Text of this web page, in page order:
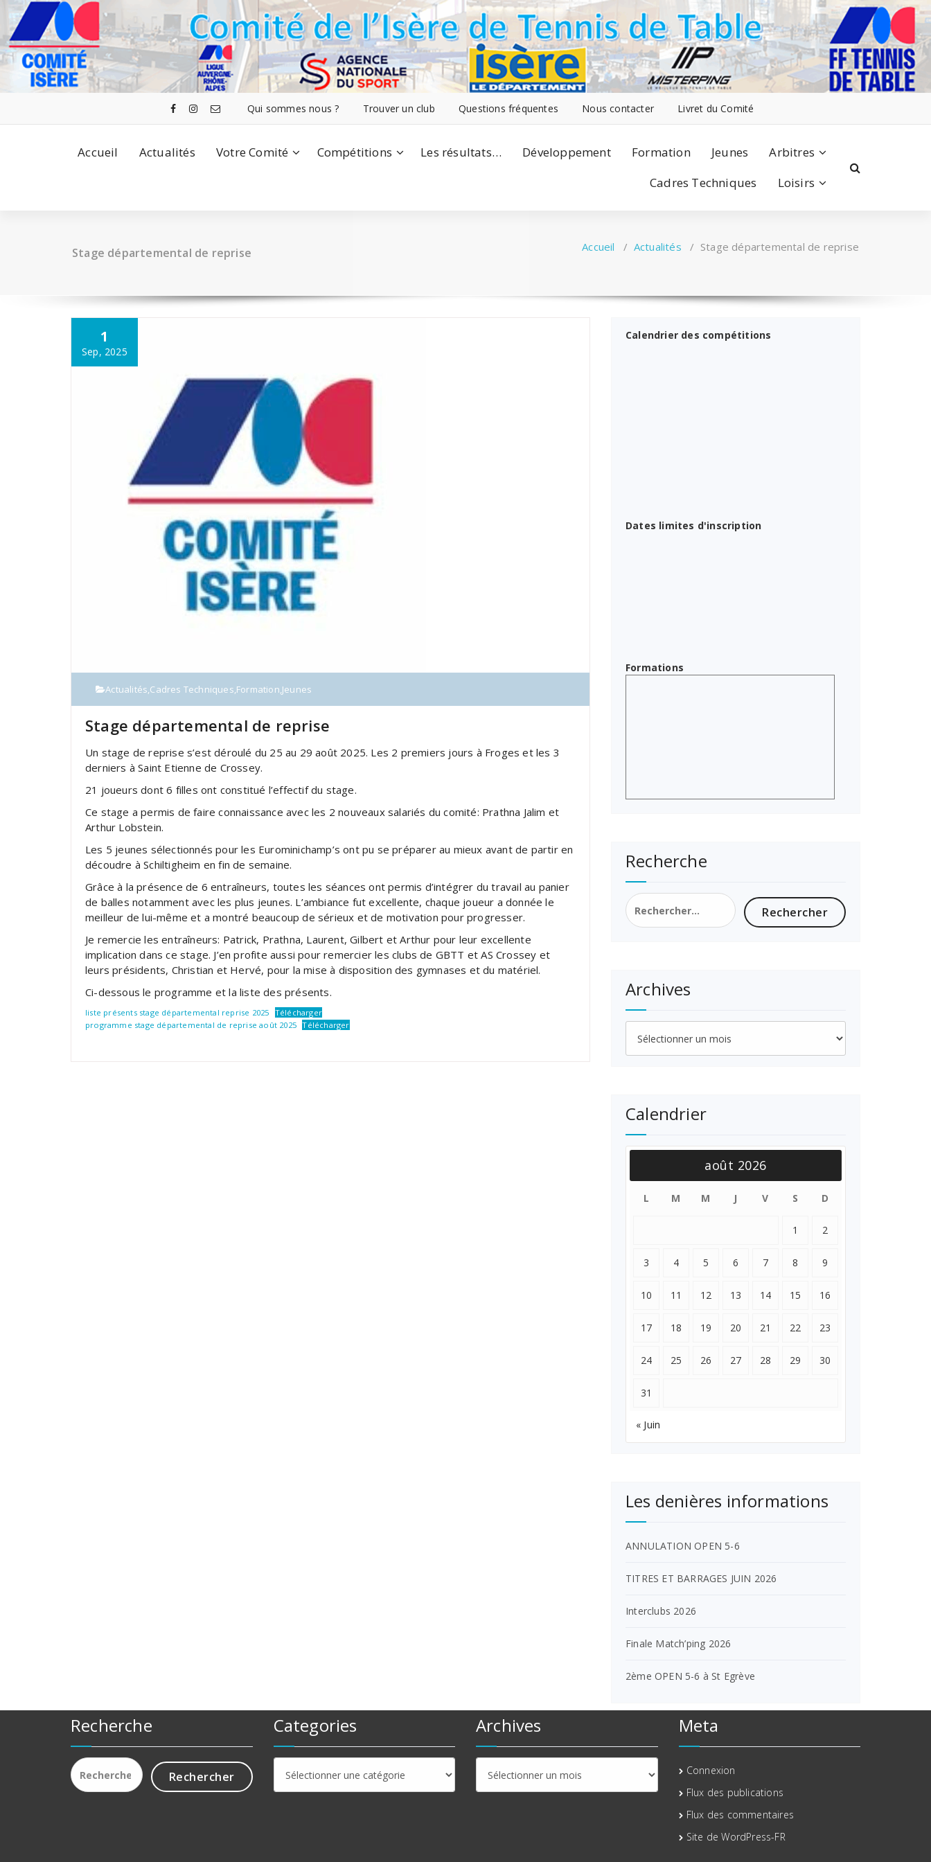
au
contenu
Qui sommes nous ? Trouver un club Questions fréquentes Nous contacter Livret du Comité
Accueil Actualités Votre Comité Compétitions Les résultats… Développement Formation Jeunes
Arbitres
Cadres Techniques
Loisirs
Stage départemental de reprise Accueil / Actualités / Stage départemental de reprise
1
Sep, 2025
Actualités,Cadres Techniques,Formation,Jeunes
Stage départemental de reprise
Un stage de reprise s’est déroulé du 25 au 29 août 2025. Les 2 premiers jours à Froges et les 3
derniers à Saint Etienne de Crossey.
21 joueurs dont 6 filles ont constitué l’effectif du stage.
Ce stage a permis de faire connaissance avec les 2 nouveaux salariés du comité: Prathna Jalim et
Arthur Lobstein.
Les 5 jeunes sélectionnés pour les Eurominichamp’s ont pu se préparer au mieux avant de partir en
découdre à Schiltigheim en fin de semaine.
Grâce à la présence de 6 entraîneurs, toutes les séances ont permis d’intégrer du travail au panier
de balles notamment avec les plus jeunes. L’ambiance fut excellente, chaque joueur a donnée le
meilleur de lui-même et a montré beaucoup de sérieux et de motivation pour progresser.
Je remercie les entraîneurs: Patrick, Prathna, Laurent, Gilbert et Arthur pour leur excellente
implication dans ce stage. J’en profite aussi pour remercier les clubs de GBTT et AS Crossey et
leurs présidents, Christian et Hervé, pour la mise à disposition des gymnases et du matériel.
Ci-dessous le programme et la liste des présents.
liste présents stage départemental reprise 2025 Télécharger
programme stage départemental de reprise août 2025 Télécharger
Calendrier des compétitions
Dates limites d'inscription
Formations
Recherche
Rechercher :
Archives
Calendrier
août 2026
L M M J V S D
1 2
3 4 5 6 7 8 9
10 11 12 13 14 15 16
17 18 19 20 21 22 23
24 25 26 27 28 29 30
31
« Juin
Les denières informations
ANNULATION OPEN 5-6
TITRES ET BARRAGES JUIN 2026
Interclubs 2026
Finale Match’ping 2026
2ème OPEN 5-6 à St Egrève
Recherche
Rechercher :
Categories
Categories
Archives
Archives
Meta
Connexion
Flux des publications
Flux des commentaires
Site de WordPress-FR